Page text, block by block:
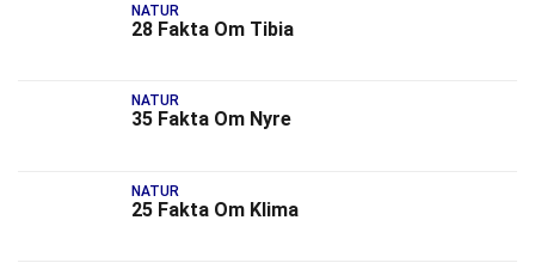
NATUR
28 Fakta Om Tibia
NATUR
35 Fakta Om Nyre
NATUR
25 Fakta Om Klima